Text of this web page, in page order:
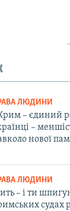
ЛЮДИНИ
– єдиний
–
нової
ЛЮДИНИ
– і ти
судах